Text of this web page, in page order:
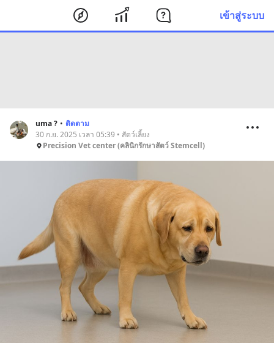
เข้าสู่ระบบ
uma ? • ติดตาม
30 ก.ย. 2025 เวลา 05:39 • สัตว์เลี้ยง
Precision Vet center (คลินิกรักษาสัตว์ Stemcell)